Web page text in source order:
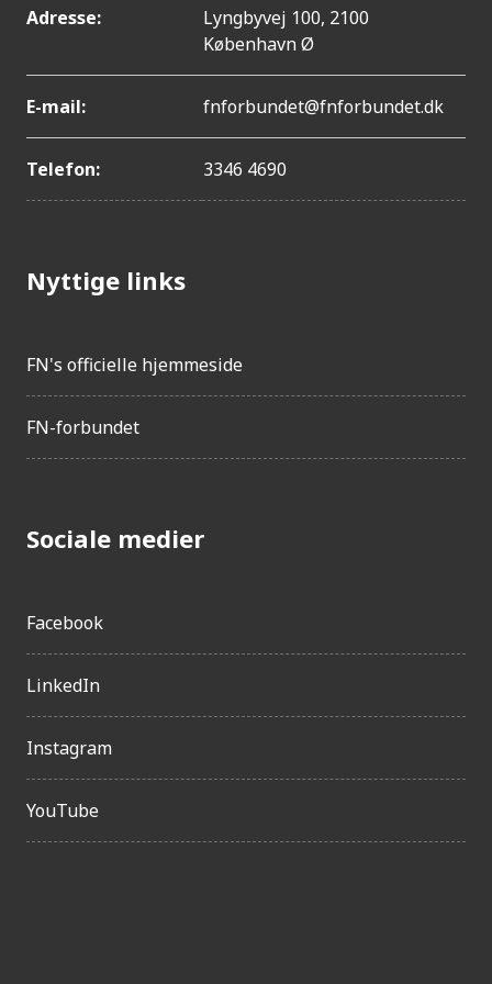
Adresse:
Lyngbyvej 100, 2100
København Ø
E-mail: fnforbundet@fnforbundet.dk
Telefon: 3346 4690
Nyttige links
FN's officielle hjemmeside
FN-forbundet
Sociale medier
Facebook
LinkedIn
Instagram
YouTube